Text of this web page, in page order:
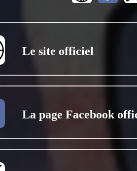
Le site officiel
La page Facebook